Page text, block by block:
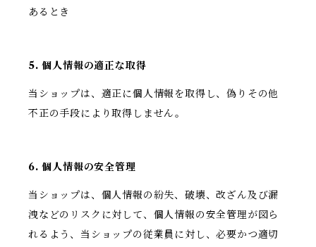
あるとき
5. 個人情報の適正な取得
当ショップは、適正に個人情報を取得し、偽りその他
不正の手段により取得しません。
6. 個人情報の安全管理
当ショップは、個人情報の紛失、破壊、改ざん及び漏
洩などのリスクに対して、個人情報の安全管理が図ら
れるよう、当ショップの従業員に対し、必要かつ適切